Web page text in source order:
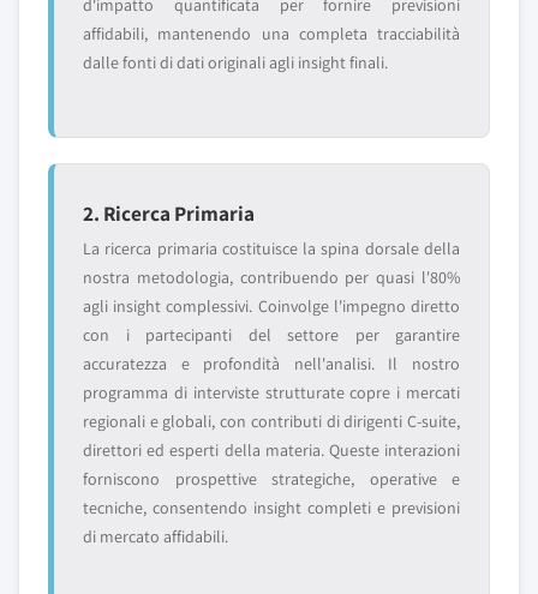
d'impatto quantificata per fornire previsioni
affidabili, mantenendo una completa tracciabilità
dalle fonti di dati originali agli insight finali.
2. Ricerca Primaria
La ricerca primaria costituisce la spina dorsale della
nostra metodologia, contribuendo per quasi l'80%
agli insight complessivi. Coinvolge l'impegno diretto
con i partecipanti del settore per garantire
accuratezza e profondità nell'analisi. Il nostro
programma di interviste strutturate copre i mercati
regionali e globali, con contributi di dirigenti C-suite,
direttori ed esperti della materia. Queste interazioni
forniscono prospettive strategiche, operative e
tecniche, consentendo insight completi e previsioni
di mercato affidabili.